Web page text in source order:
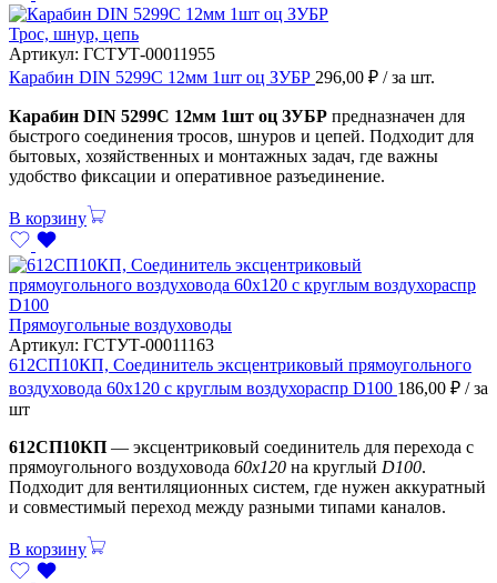
Трос, шнур, цепь
Артикул: ГСТУТ-00011955
Карабин DIN 5299C 12мм 1шт оц ЗУБР 296,00 ₽ / за шт.
Карабин DIN 5299C 12мм 1шт оц ЗУБР предназначен для
быстрого соединения тросов, шнуров и цепей. Подходит для
бытовых, хозяйственных и монтажных задач, где важны
удобство фиксации и оперативное разъединение.
В корзину
Прямоугольные воздуховоды
Артикул: ГСТУТ-00011163
612СП10КП, Соединитель эксцентриковый прямоугольного
воздуховода 60х120 с круглым воздухораспр D100 186,00 ₽ / за
шт
612СП10КП — эксцентриковый соединитель для перехода с
прямоугольного воздуховода 60х120 на круглый D100.
Подходит для вентиляционных систем, где нужен аккуратный
и совместимый переход между разными типами каналов.
В корзину